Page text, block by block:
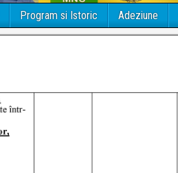
Program si Istoric Adeziune